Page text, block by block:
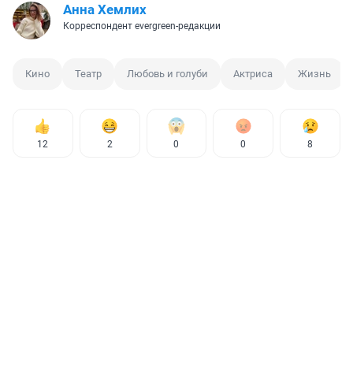
Анна Хемлих
Корреспондент evergreen-редакции
Кино Театр Любовь и голуби Актриса Жизнь
12 2 0 0 8